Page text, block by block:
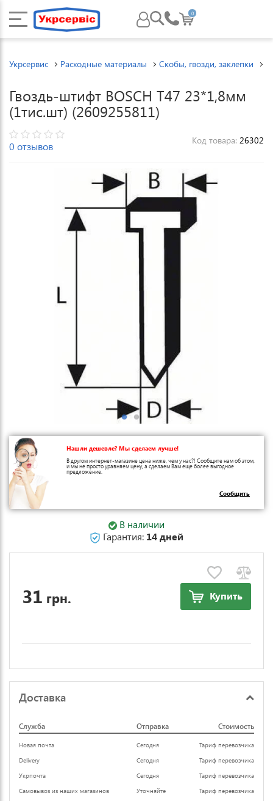
0
Укрсервис Расходные материалы Скобы, гвозди, заклепки
Гвоздь-штифт BOSCH Т47 23*1,8мм
(1тис.шт) (2609255811)
0 отзывов Код товара: 26302
Нашли дешевле? Мы сделаем лучше!
В другом интернет-магазине цена ниже, чем у нас?! Сообщите нам об этом,
и мы не просто уравняем цену, а сделаем Вам еще более выгодное
предложение.
Сообщить
В наличии
Гарантия: 14 дней
31 грн. Купить
Доставка
Служба Отправка Стоимость
Новая почта Сегодня
Тариф перевозчика
Delivery
Сегодня
Тариф перевозчика
Укрпочта
Сегодня
Тариф перевозчика
Самовывоз из наших магазинов
Уточняйте Тариф перевозчика